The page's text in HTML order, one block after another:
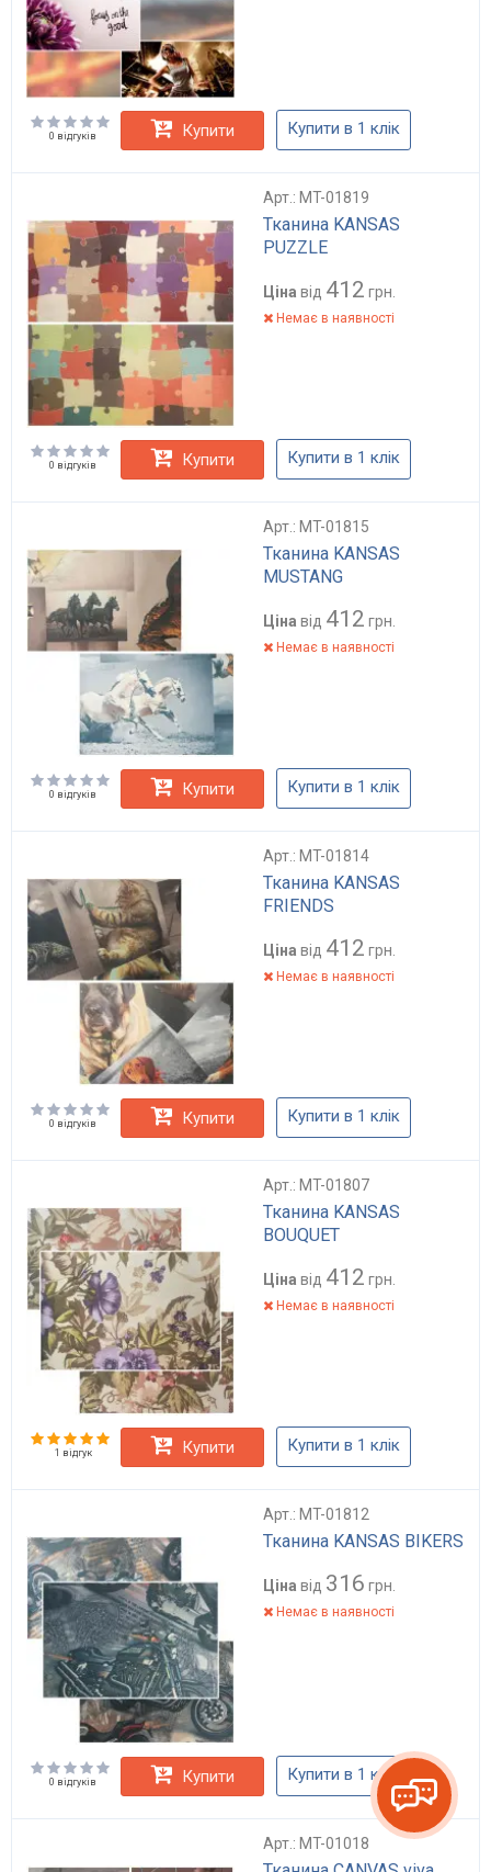
0 відгуків Купити Купити в 1 клік
Арт.: MT-01819
Тканина KANSAS
PUZZLE
Ціна від 412 грн.
Немає в наявності
0 відгуків Купити Купити в 1 клік
Арт.: MT-01815
Тканина KANSAS
MUSTANG
Ціна від 412 грн.
Немає в наявності
0 відгуків Купити Купити в 1 клік
Арт.: MT-01814
Тканина KANSAS
FRIENDS
Ціна від 412 грн.
Немає в наявності
0 відгуків Купити Купити в 1 клік
Арт.: MT-01807
Тканина KANSAS
BOUQUET
Ціна від 412 грн.
Немає в наявності
1 відгук Купити Купити в 1 клік
Арт.: MT-01812
Тканина KANSAS BIKERS
Ціна від 316 грн.
Немає в наявності
0 відгуків Купити Купити в 1 клік
Арт.: MT-01018